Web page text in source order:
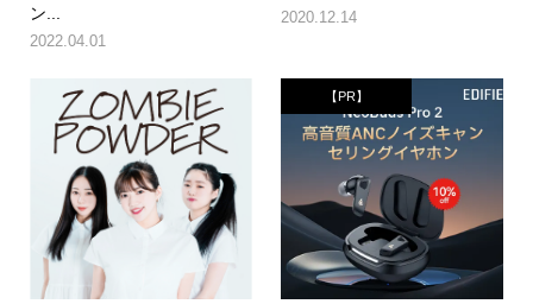
ン...
2022.04.01
2020.12.14
【PR】